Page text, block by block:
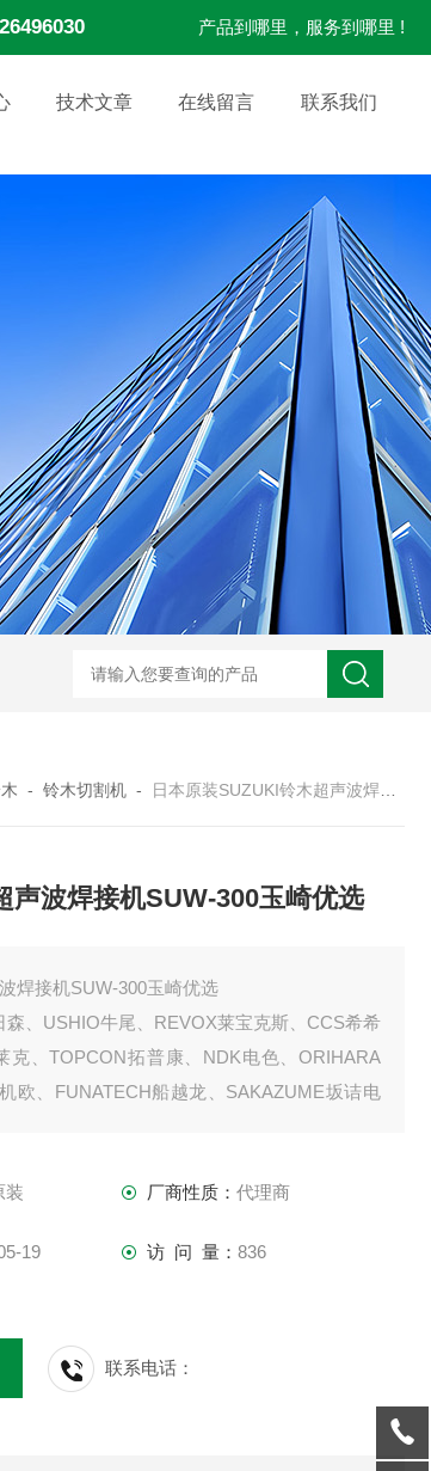
产品到哪里，服务到哪里 !
技术文章 在线留言 联系我们
-铃木切割机 - 日本原装SUZUKI铃木超声波焊接机SUW-300玉崎优选
声波焊接机SUW-300玉崎优选
焊接机SUW-300玉崎优选
森、USHIO牛尾、REVOX莱宝克斯、CCS希希
克、TOPCON拓普康、NDK电色、ORIHARA
欧、FUNATECH船越龙、SAKAZUME坂诘电
装 厂商性质： 代理商
19 访 问 量： 836
联系电话：